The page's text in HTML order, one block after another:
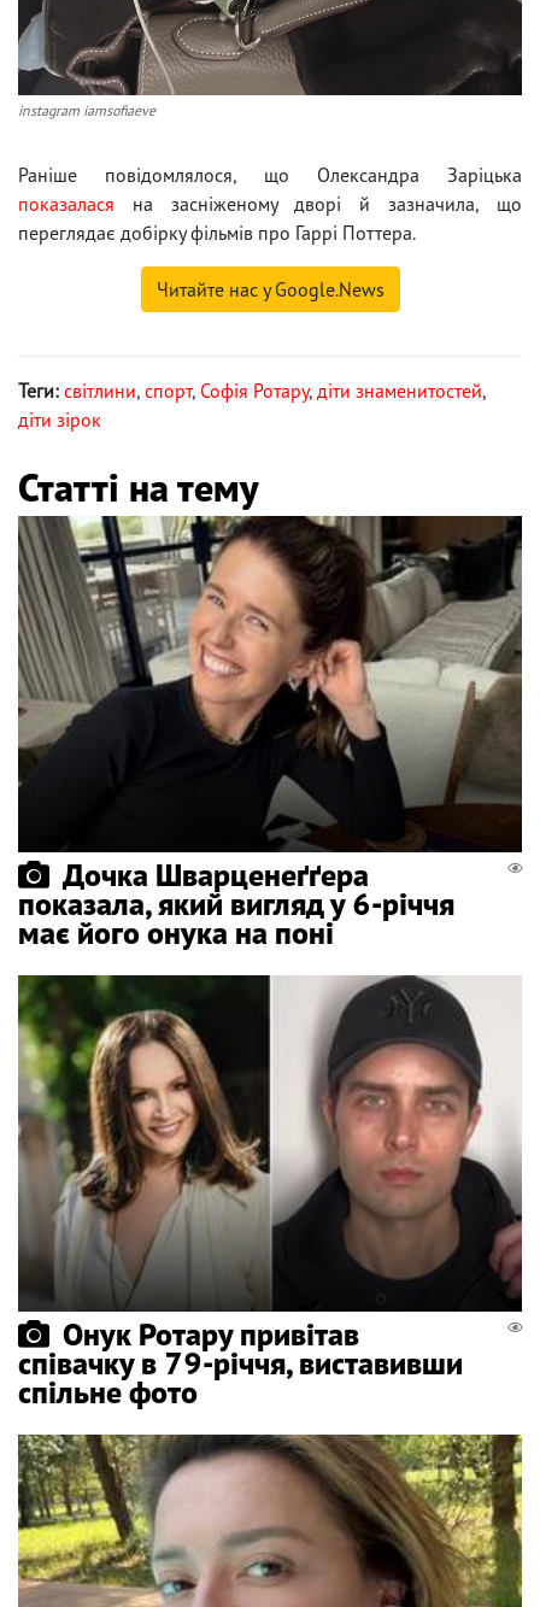
instagram iamsofiaeve
Раніше повідомлялося, що Олександра Заріцька
показалася на засніженому дворі й зазначила, що
переглядає добірку фільмів про Гаррі Поттера.
Читайте нас у Google.News
Теги: світлини, спорт, Софія Ротару, діти знаменитостей,
діти зірок
Статті на тему
Дочка Шварценеґґера
показала, який вигляд у 6-річчя
має його онука на поні
Онук Ротару привітав
співачку в 79-річчя, виставивши
спільне фото